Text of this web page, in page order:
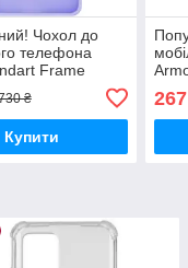
Чохол до
телефона
Frame
Note 14 Pro
-
тільки
₴
Купити
267